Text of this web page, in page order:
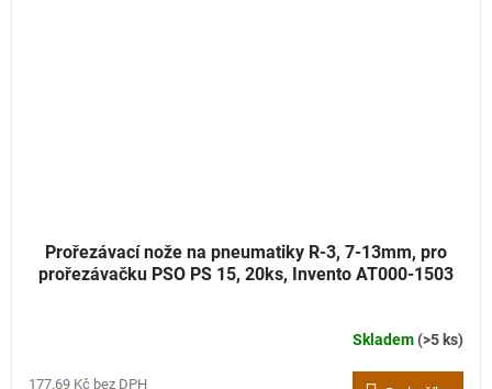
Prořezávací nože na pneumatiky R-3, 7-13mm, pro
prořezávačku PSO PS 15, 20ks, Invento AT000-1503
Skladem(>5 ks)
177,69 Kč bez DPH